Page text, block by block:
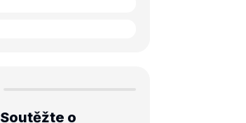
Soutěžte o